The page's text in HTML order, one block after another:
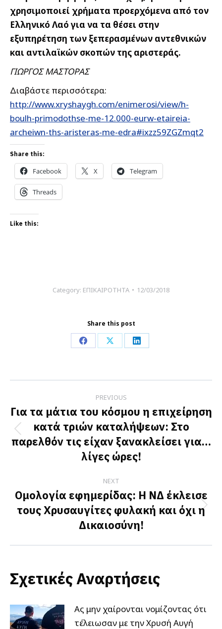
χρησιμοποιεί χρήματα προερχόμενα από τον
Ελληνικό Λαό για να τα θέσει στην
εξυπηρέτηση των ξεπερασμένων αντεθνικών
και αντιλαϊκών σκοπών της αριστεράς.
ΓΙΩΡΓΟΣ ΜΑΣΤΟΡΑΣ
Διαβάστε περισσότερα:
http://www.xryshaygh.com/enimerosi/view/h-
boulh-primodothse-me-12.000-eurw-etaireia-
archeiwn-ths-aristeras-me-edra#ixzz59ZGZmqt2
Share this:
Facebook X Telegram
Threads
Like this:
Category: ΕΠΙΚΑΙΡΟΤΗΤΑ 12/03/2018
Share this post
Share
Facebook
Share
X
Share
LinkedIn
navigation
PREVIOUS
Previous
post:
Για τα μάτια του κόσμου η επιχείρηση
κατά τριών καταλήψεων: Στο
παρελθόν τις είχαν ξανακλείσει για…
λίγες ώρες!
NEXT
Next
post:
Ομολογία εφημερίδας: Η ΝΔ έκλεισε
τους Χρυσαυγίτες φυλακή και όχι η
Δικαιοσύνη!
Σχετικές Αναρτήσεις
Ας μην χαίρονται νομίζοντας ότι
τέλειωσαν με την Χρυσή Αυγή